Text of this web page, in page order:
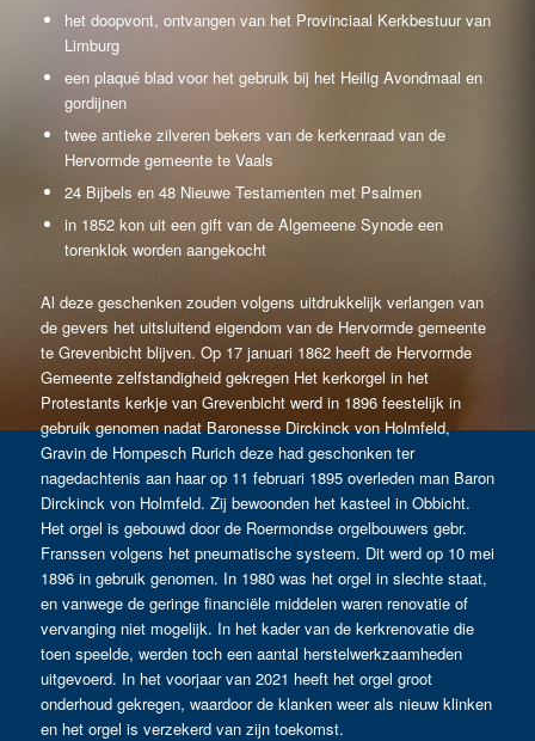
het doopvont, ontvangen van het Provinciaal Kerkbestuur van
Limburg
een plaqué blad voor het gebruik bij het Heilig Avondmaal en
gordijnen
twee antieke zilveren bekers van de kerkenraad van de
Hervormde gemeente te Vaals
24 Bijbels en 48 Nieuwe Testamenten met Psalmen
in 1852 kon uit een gift van de Algemeene Synode een
torenklok worden aangekocht
Al deze geschenken zouden volgens uitdrukkelijk verlangen van
de gevers het uitsluitend eigendom van de Hervormde gemeente
te Grevenbicht blijven. Op 17 januari 1862 heeft de Hervormde
Gemeente zelfstandigheid gekregen Het kerkorgel in het
Protestants kerkje van Grevenbicht werd in 1896 feestelijk in
gebruik genomen nadat Baronesse Dirckinck von Holmfeld,
Gravin de Hompesch Rurich deze had geschonken ter
nagedachtenis aan haar op 11 februari 1895 overleden man Baron
Dirckinck von Holmfeld. Zij bewoonden het kasteel in Obbicht.
Het orgel is gebouwd door de Roermondse orgelbouwers gebr.
Franssen volgens het pneumatische systeem. Dit werd op 10 mei
1896 in gebruik genomen. In 1980 was het orgel in slechte staat,
en vanwege de geringe financiële middelen waren renovatie of
vervanging niet mogelijk. In het kader van de kerkrenovatie die
toen speelde, werden toch een aantal herstelwerkzaamheden
uitgevoerd. In het voorjaar van 2021 heeft het orgel groot
onderhoud gekregen, waardoor de klanken weer als nieuw klinken
en het orgel is verzekerd van zijn toekomst.